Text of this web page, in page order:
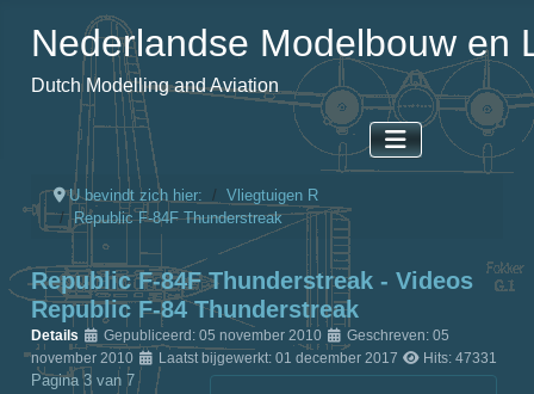
Nederlandse Modelbouw en
Dutch Modelling and Aviation
U bevindt zich hier:
Vliegtuigen R
Republic F-84F Thunderstreak
Republic F-84F Thunderstreak - Videos
Republic F-84 Thunderstreak
Details Gepubliceerd: 05 november 2010
Geschreven: 05
november 2010
Laatst bijgewerkt: 01 december 2017 Hits: 47331
Pagina 3 van 7